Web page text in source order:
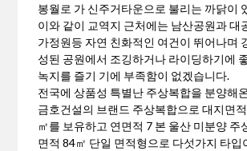
봉월로 가 신주거타운으로 불리는 까닭이
이와 같이 교역지 근처에는 남산공원과 대
가정원등 자연 친화적인 여건이 뛰어나며
성된 공원에서 조깅하거나 라이딩하기에
녹지를 즐기 기에 부족함이 없겠습니다.
전국에 상품성 특별난 주상복합을 분양해
금호건설의 브랜드 주상복합으로 대지면
㎡를 보유하고 연면적 7 본 울산 미분양 주
면적 84㎡ 단일 면적형으로 다섯가지 타입